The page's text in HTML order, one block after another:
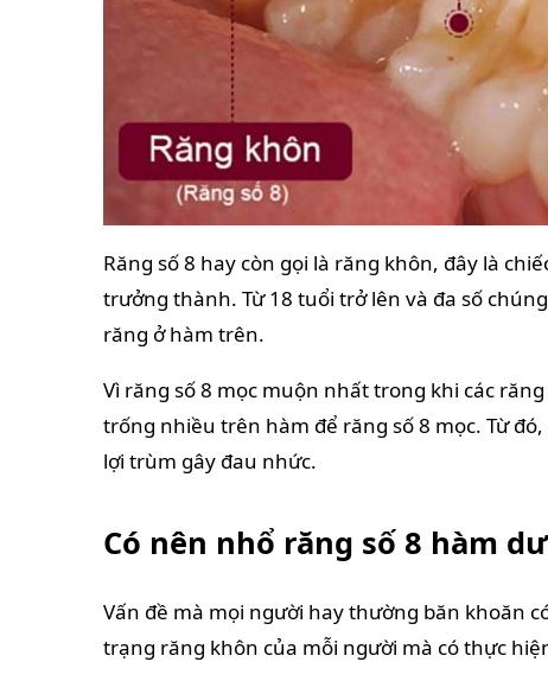
Răng số 8 hay còn gọi là răng khôn, đây là
trưởng thành. Từ 18 tuổi trở lên và đa số
răng ở hàm trên.
Vì răng số 8 mọc muộn nhất trong khi các
trống nhiều trên hàm để răng số 8 mọc. Từ
lợi trùm gây đau nhức.
Có nên nhổ răng số 8 hàm
Vấn đề mà mọi người hay thường băn khoăn
trạng răng khôn của mỗi người mà có thực